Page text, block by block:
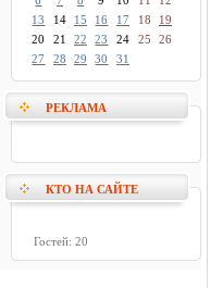
13
14 15 16 17 18
19
20
21 22 23 24 25
26
27
28 29 30 31
РЕКЛАМА
КТО НА САЙТЕ
Гостей: 20